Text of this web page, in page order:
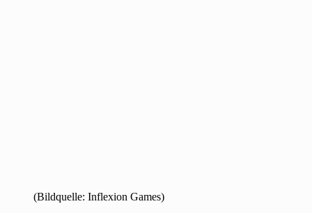
(Bildquelle: Inflexion Games)